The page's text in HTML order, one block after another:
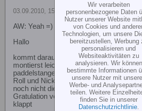
03.09.2010, 15:30
AW: Yeah =) Die ersten Loops geschafft
Hallo
kommt darauf an was du für einen Heli
montierst leichtere Paddel oder du
paddelstange. Oder du kansst eventuell
Roll und Nick mit der Fernsteuerung
noch nicht die maximalausschläge hast.
Gratulation von mir ist schon ein geiles
klappt
Wir verarbeiten
personenbezogene Daten
Nutzer unserer Website
von Cookies und
Technologien, um unsere
bereitzustellen, Werbung
personalisieren und
Websiteaktivitäten zu
analysieren. Wir können
bestimmte Informationen
unsere Nutzer mit
Werbe- und
teilen. Weitere
finden Sie in unserer
Datenschutzrichtlinie.